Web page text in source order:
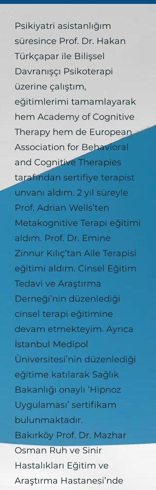
Psikiyatri asistanlığım
süresince Prof. Dr. Hakan
Türkçapar ile Bilişsel
Davranışçı Psikoterapi
üzerine çalıştım,
eğitimlerimi tamamlayarak
hem Academy of Cognitive
Therapy hem de European
Association for Behavioral
and Cognitive Therapies
tarafından sertifiye terapist
unvanı aldım. 2 yıl süreyle
Prof. Adrian Wells’ten
Metakognitive Terapi eğitimi
aldım. Prof. Dr. Emine
Zinnur Kılıç’tan Aile Terapisi
eğitimi aldım. Cinsel Eğitim
Tedavi ve Araştırma
Derneği’nin düzenlediği
cinsel terapi eğitimine
devam etmekteyim. Ayrıca
İstanbul Medipol
Üniversitesi’nin düzenlediği
eğitime katılarak Sağlık
Bakanlığı onaylı ‘Hipnoz
Uygulaması’ sertifikam
bulunmaktadır.
Bakırköy Prof. Dr. Mazhar
Osman Ruh ve Sinir
Hastalıkları Eğitim ve
Araştırma Hastanesi’nde